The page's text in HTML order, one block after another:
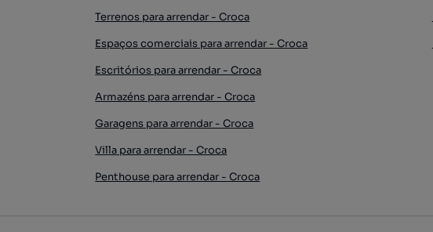
Terrenos para arrendar - Croca
Espaços comerciais para arrendar - Croca
Escritórios para arrendar - Croca
Armazéns para arrendar - Croca
Garagens para arrendar - Croca
Villa para arrendar - Croca
Penthouse para arrendar - Croca